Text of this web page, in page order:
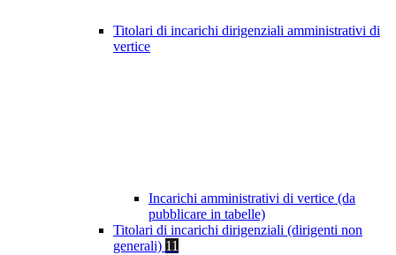
Titolari di incarichi dirigenziali amministrativi di
vertice
Incarichi amministrativi di vertice (da
pubblicare in tabelle)
Titolari di incarichi dirigenziali (dirigenti non
generali) 11